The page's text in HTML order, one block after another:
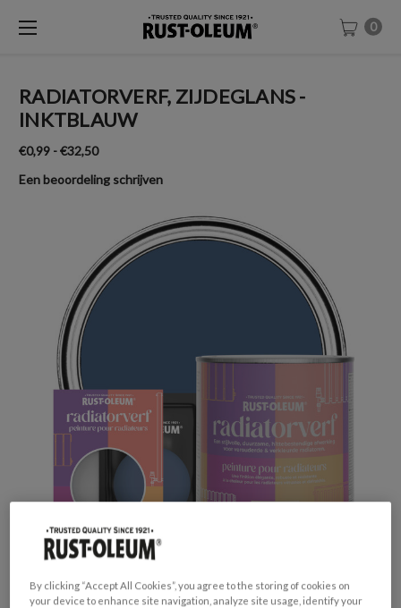
0
RADIATORVERF, ZIJDEGLANS -
INKTBLAUW
€0,99 - €32,50
Een beoordeling schrijven
By clicking “Accept All Cookies”, you agree to the storing of cookies on
your device to enhance site navigation, analyze site usage, identify your